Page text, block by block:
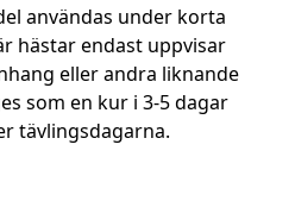
användas under korta
hästar endast uppvisar
eller andra liknande
som en kur i 3-5 dagar
tävlingsdagarna.